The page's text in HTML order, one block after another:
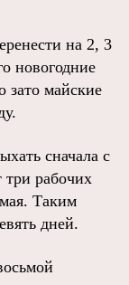
на 2, 3
новогодние
зато майские
сначала с
три рабочих
Таким
дней.